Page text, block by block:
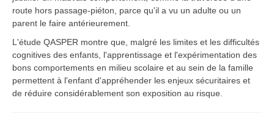
route hors passage-piéton, parce qu'il a vu un adulte ou un
parent le faire antérieurement.
L'étude QASPER montre que, malgré les limites et les difficultés
cognitives des enfants, l'apprentissage et l'expérimentation des
bons comportements en milieu scolaire et au sein de la famille
permettent à l'enfant d'appréhender les enjeux sécuritaires et
de réduire considérablement son exposition au risque.